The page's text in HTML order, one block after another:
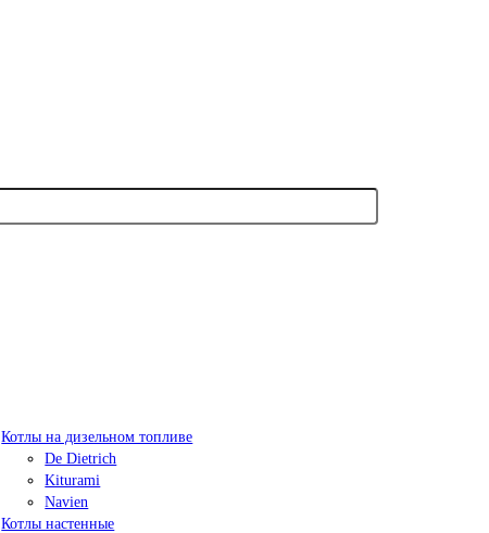
Котлы на дизельном топливе
De Dietrich
Kiturami
Navien
Котлы настенные